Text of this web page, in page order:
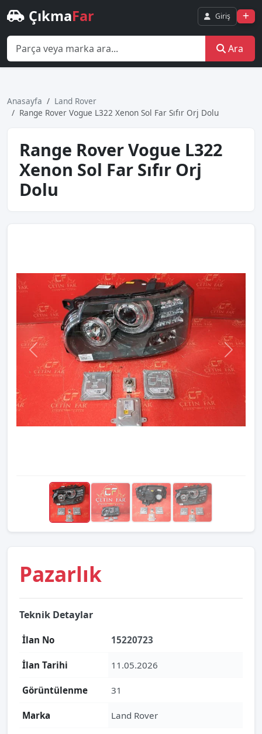
ÇıkmaFar Giriş
Ara
Anasayfa
Land Rover
Range Rover Vogue L322 Xenon Sol Far Sıfır Orj Dolu
Range Rover Vogue L322
Xenon Sol Far Sıfır Orj
Dolu
Pazarlık
Teknik Detaylar
İlan No 15220723
İlan Tarihi 11.05.2026
Görüntülenme 31
Marka Land Rover